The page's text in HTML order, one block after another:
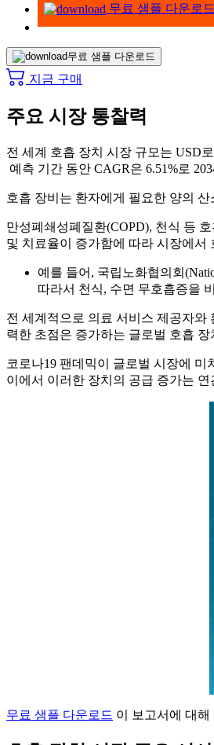
무료 샘플 다운로드
무료 샘플 다운로드
지금 구매
주요 시장 통찰력
전 세계 호흡 장치 시장 규모는 USD
예측 기간 동안 CAGR은 6.51%로
호흡 장비는 환자에게 필요한 양의
만성폐쇄성폐질환(COPD), 천식 등
및 치료율이 증가함에 따라 시장에서
예를 들어, 국립노화협의회
따라서 천식, 수면 무호흡증을
전 세계적으로 의료 서비스 제공자
력한 초점은 증가하는 글로벌 호흡
코로나19 팬데믹이 글로벌 시장에
이에서 이러한 장치의 공급 증가는
무료 샘플 다운로드 이 보고서에 대해